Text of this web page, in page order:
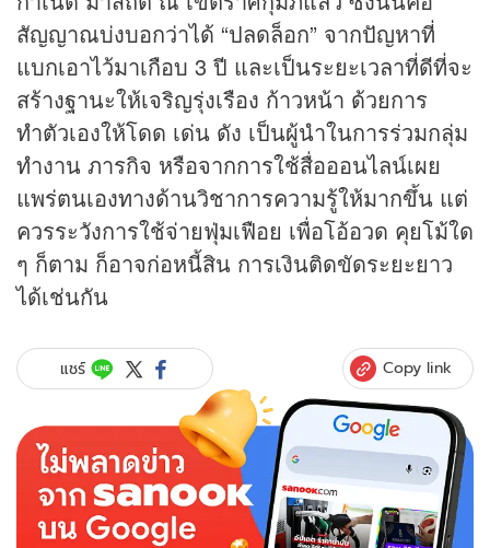
สัญญาณบ่งบอกว่าได้ “ปลดล็อก” จากปัญหาที่
แบกเอาไว้มาเกือบ 3 ปี และเป็นระยะเวลาที่ดีที่จะ
สร้างฐานะให้เจริญรุ่งเรือง ก้าวหน้า ด้วยการ
ทำตัวเองให้โดด เด่น ดัง เป็นผู้นำในการร่วมกลุ่ม
ทำงาน ภารกิจ หรือจากการใช้สื่อออนไลน์เผย
แพร่ตนเองทางด้านวิชาการความรู้ให้มากขึ้น แต่
ควรระวังการใช้จ่ายฟุ่มเฟือย เพื่อโอ้อวด คุยโม้ใด
ๆ ก็ตาม ก็อาจก่อหนี้สิน การเงินติดขัดระยะยาว
ได้เช่นกัน
แชร์ Copy link